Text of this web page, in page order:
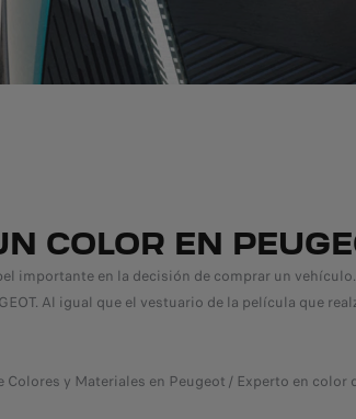
COLOR EN
importante en la decisión de comprar un
Al igual que el vestuario de la película que
Colores y Materiales en Peugeot / Experto en color